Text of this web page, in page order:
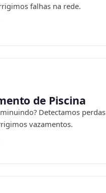
falhas na rede.
de Piscina
Detectamos perdas
vazamentos.